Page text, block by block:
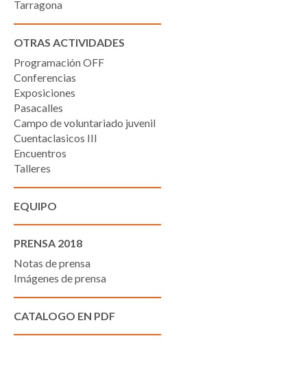
Tarragona
OTRAS ACTIVIDADES
Programación OFF
Conferencias
Exposiciones
Pasacalles
Campo de voluntariado juvenil
Cuentaclasicos III
Encuentros
Talleres
EQUIPO
PRENSA 2018
Notas de prensa
Imágenes de prensa
CATALOGO EN PDF